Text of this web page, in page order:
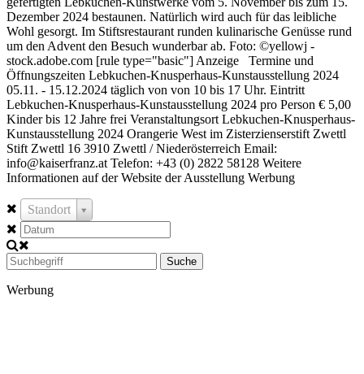
Dezember 2024 bestaunen. Natürlich wird auch für das leibliche
Wohl gesorgt. Im Stiftsrestaurant runden kulinarische Genüsse rund
um den Advent den Besuch wunderbar ab. Foto: ©yellowj -
stock.adobe.com [rule type="basic"] Anzeige Termine und
Öffnungszeiten Lebkuchen-Knusperhaus-Kunstausstellung 2024
05.11. - 15.12.2024 täglich von von 10 bis 17 Uhr. Eintritt
Lebkuchen-Knusperhaus-Kunstausstellung 2024 pro Person € 5,00
Kinder bis 12 Jahre frei Veranstaltungsort Lebkuchen-Knusperhaus-
Kunstausstellung 2024 Orangerie West im Zisterzienserstift Zwettl
Stift Zwettl 16 3910 Zwettl / Niederösterreich Email:
info@kaiserfranz.at Telefon: +43 (0) 2822 58128 Weitere
Informationen auf der Website der Ausstellung Werbung
Standort
Suche
Werbung